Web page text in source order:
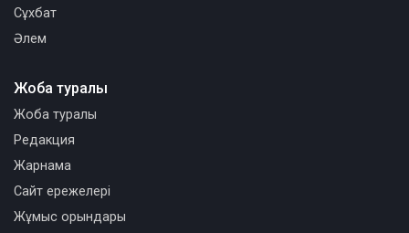
Сұхбат
Әлем
Жоба туралы
Жоба туралы
Редакция
Жарнама
Сайт ережелері
Жұмыс орындары